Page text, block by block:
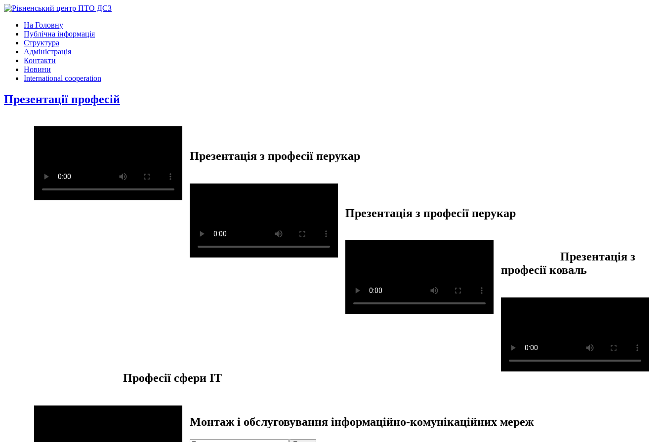
На Головну
Публічна інформація
Структура
Адміністрація
Контакти
Новини
International cooperation
Презентації професій
Презентація з професії перукар
Презентація з професії перукар
Презентація з
професії коваль
Професії сфери IT
Монтаж і обслуговування інформаційно-комунікаційних мереж